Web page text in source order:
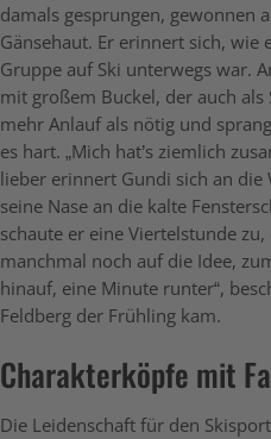
damals gesprungen, gewonnen
Gänsehaut. Er erinnert sich,
Gruppe auf Ski unterwegs war.
mit großem Buckel, der auch als
mehr Anlauf als nötig und
es hart. „Mich hat’s ziemlich
lieber erinnert Gundi sich an
seine Nase an die kalte
schaute er eine Viertelstunde
manchmal noch auf die Idee,
hinauf, eine Minute runter“,
Feldberg der Frühling kam.
Charakterköpfe mit
Die Leidenschaft für den